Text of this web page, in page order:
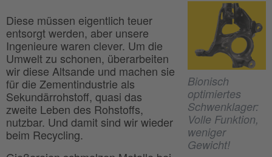
Diese müssen eigentlich teuer
entsorgt werden, aber unsere
Ingenieure waren clever. Um die
Umwelt zu schonen, überarbeiten
wir diese Altsande und machen sie
für die Zementindustrie als
Sekundärrohstoff, quasi das
zweite Leben des Rohstoffs,
nutzbar. Und damit sind wir wieder
beim Recycling.
Bionisch
optimiertes
Schwenklager:
Volle Funktion,
weniger
Gewicht!